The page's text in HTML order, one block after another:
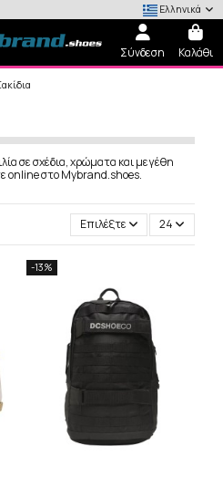
Ελληνικά
Σύνδεση Καλάθι
σε σχέδια, χρώματα και μεγέθη
online στο Mybrand.shoes.
Επιλέξτε 24
-13%